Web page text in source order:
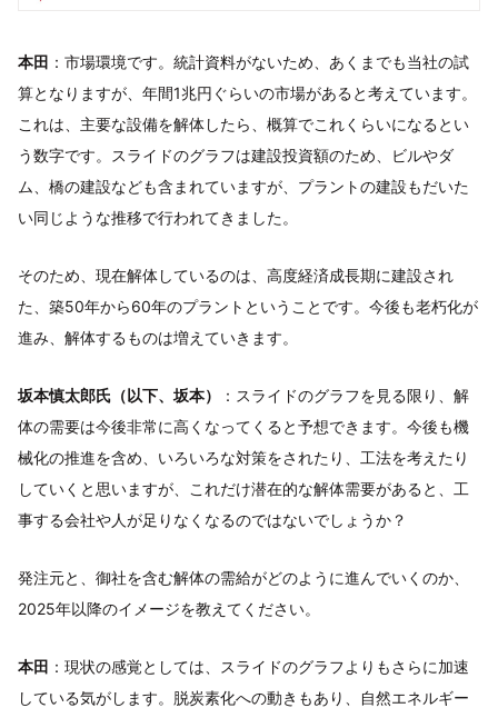
本田 ：市場環境です。統計資料がないため、あくまでも当社の試
算となりますが、年間1兆円ぐらいの市場があると考えています。
これは、主要な設備を解体したら、概算でこれくらいになるとい
う数字です。スライドのグラフは建設投資額のため、ビルやダ
ム、橋の建設なども含まれていますが、プラントの建設もだいた
い同じような推移で行われてきました。
そのため、現在解体しているのは、高度経済成長期に建設され
た、築50年から60年のプラントということです。今後も老朽化が
進み、解体するものは増えていきます。
坂本慎太郎氏（以下、坂本）
：スライドのグラフを見る限り、解
体の需要は今後非常に高くなってくると予想できます。今後も機
械化の推進を含め、いろいろな対策をされたり、工法を考えたり
していくと思いますが、これだけ潜在的な解体需要があると、工
事する会社や人が足りなくなるのではないでしょうか？
発注元と、御社を含む解体の需給がどのように進んでいくのか、
2025年以降のイメージを教えてください。
本田 ：現状の感覚としては、スライドのグラフよりもさらに加速
している気がします。脱炭素化への動きもあり、自然エネルギー